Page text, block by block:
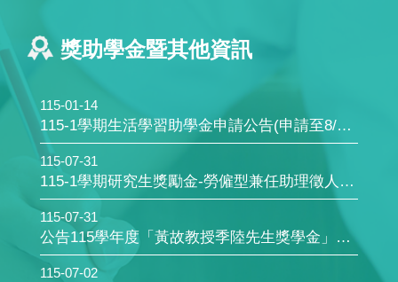
獎助學金暨其他資訊
115-01-14
115-1學期生活學習助學金申請公告(申請至8/31日止;115學年入學新生可申請)
115-07-31
115-1學期研究生獎勵金-勞僱型兼任助理徵人公告(8/17日止)
115-07-31
公告115學年度「黃故教授季陸先生獎學金」申請相關事宜(10/12日止；限本所碩一新生申請)
115-07-02